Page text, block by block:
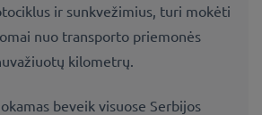
ir sunkvežimius, turi mokėti
nuo transporto priemonės
kilometrų.
beveik visuose Serbijos